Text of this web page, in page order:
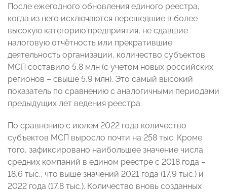
После ежегодного обновления единого реестра,
когда из него исключаются перешедшие в более
высокую категорию предприятия, не сдавшие
налоговую отчётность или прекратившие
деятельность организации, количество субъектов
МСП составило 5,8 млн (с учетом новых российских
регионов – свыше 5,9 млн). Это самый высокий
показатель по сравнению с аналогичными периодами
предыдущих лет ведения реестра.
По сравнению с июлем 2022 года количество
субъектов МСП выросло почти на 258 тыс. Кроме
того, зафиксировано наибольшее значение числа
средних компаний в едином реестре с 2018 года –
18,6 тыс., что выше значений 2021 года (17,9 тыс.) и
2022 года (17,8 тыс.). Количество вновь созданных